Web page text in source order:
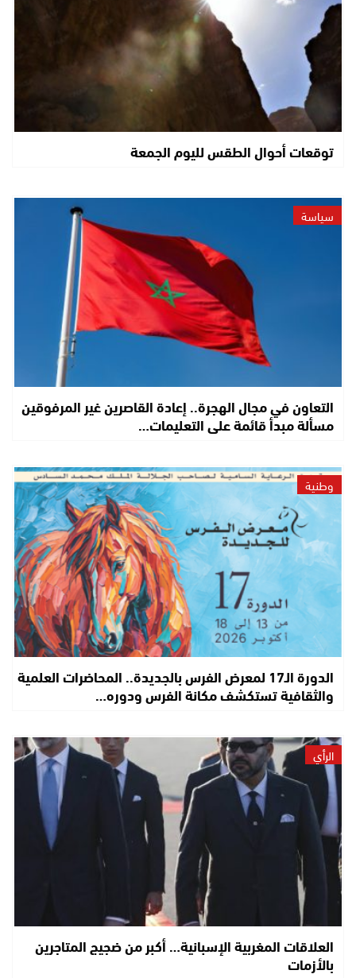
توقعات أحوال الطقس لليوم الجمعة
سياسة
التعاون في مجال الهجرة.. إعادة القاصرين غير المرفوقين
مسألة مبدأ قائمة على التعليمات…
وطنية
الدورة الـ17 لمعرض الفرس بالجديدة.. المحاضرات العلمية
والثقافية تستكشف مكانة الفرس ودوره…
الرأي
العلاقات المغربية الإسبانية… أكبر من ضجيج المتاجرين
بالأزمات